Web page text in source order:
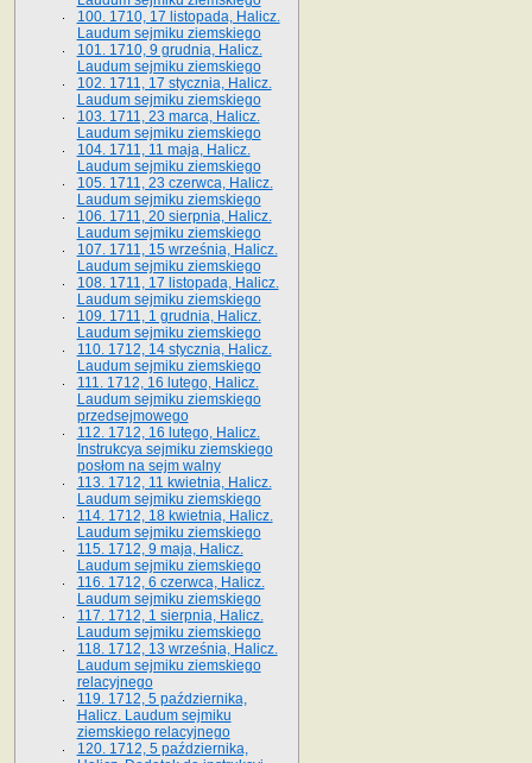
100. 1710, 17 listopada, Halicz.
Laudum sejmiku ziemskiego
101. 1710, 9 grudnia, Halicz.
Laudum sejmiku ziemskiego
102. 1711, 17 stycznia, Halicz.
Laudum sejmiku ziemskiego
103. 1711, 23 marca, Halicz.
Laudum sejmiku ziemskiego
104. 1711, 11 maja, Halicz.
Laudum sejmiku ziemskiego
105. 1711, 23 czerwca, Halicz.
Laudum sejmiku ziemskiego
106. 1711, 20 sierpnia, Halicz.
Laudum sejmiku ziemskiego
107. 1711, 15 września, Halicz.
Laudum sejmiku ziemskiego
108. 1711, 17 listopada, Halicz.
Laudum sejmiku ziemskiego
109. 1711, 1 grudnia, Halicz.
Laudum sejmiku ziemskiego
110. 1712, 14 stycznia, Halicz.
Laudum sejmiku ziemskiego
111. 1712, 16 lutego, Halicz.
Laudum sejmiku ziemskiego
przedsejmowego
112. 1712, 16 lutego, Halicz.
Instrukcya sejmiku ziemskiego
posłom na sejm walny
113. 1712, 11 kwietnia, Halicz.
Laudum sejmiku ziemskiego
114. 1712, 18 kwietnia, Halicz.
Laudum sejmiku ziemskiego
115. 1712, 9 maja, Halicz.
Laudum sejmiku ziemskiego
116. 1712, 6 czerwca, Halicz.
Laudum sejmiku ziemskiego
117. 1712, 1 sierpnia, Halicz.
Laudum sejmiku ziemskiego
118. 1712, 13 września, Halicz.
Laudum sejmiku ziemskiego
relacyjnego
119. 1712, 5 października,
Halicz. Laudum sejmiku
ziemskiego relacyjnego
120. 1712, 5 października,